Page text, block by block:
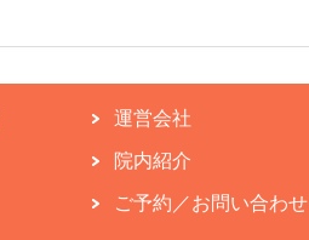
運営会社
院内紹介
ご予約／お問い合わせ